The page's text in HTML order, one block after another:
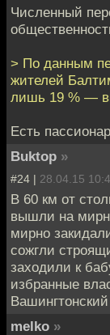
Численный
> По данным
жителей
лишь 19 % —
Есть
Buktop »
#24 | 28.04.15
В 60 км от
вышли на
мирно
сожгли
заходили к
избранные
melko »